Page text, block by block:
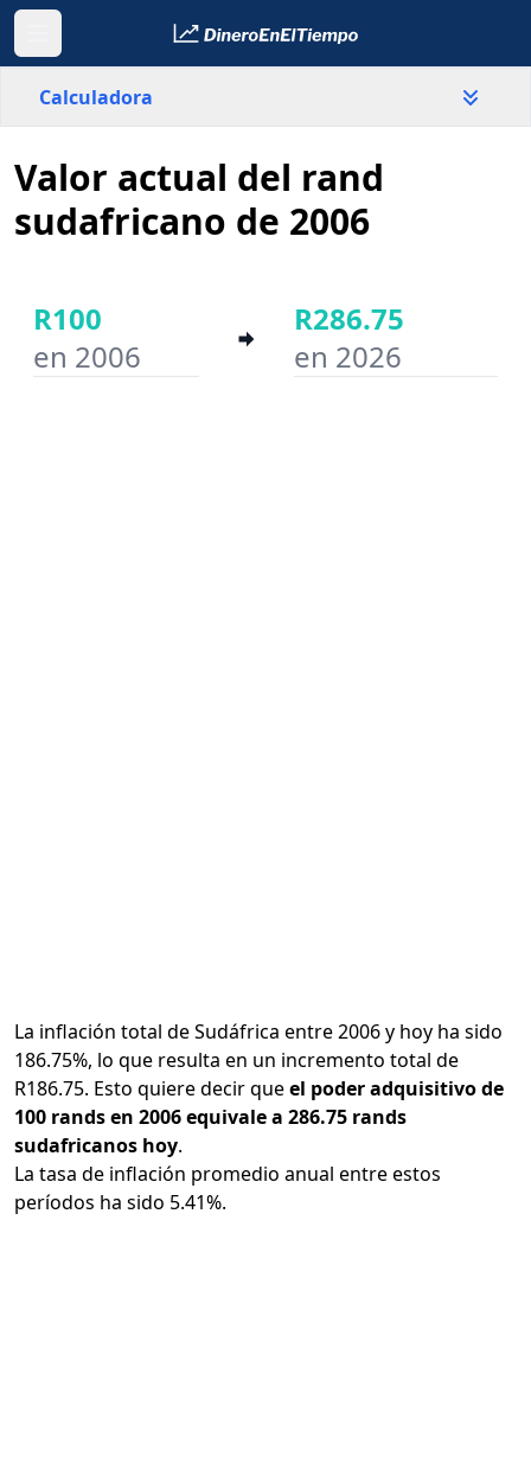
Calculadora
Sudáfrica
País
Año inicial
Valor actual del rand
sudafricano de 2006
R100
en 2006
R286.75
en 2026
La inflación total de Sudáfrica entre 2006 y hoy ha sido
186.75%, lo que resulta en un incremento total de
R186.75. Esto quiere decir queel poder adquisitivo de
100 rands en 2006 equivale a 286.75 rands
sudafricanos hoy.
La tasa de inflación promedio anual entre estos
períodos ha sido 5.41%.